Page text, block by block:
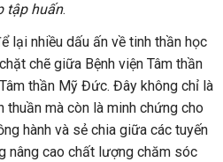
tập huấn.
lại nhiều dấu ấn về tinh thần học
chẽ giữa Bệnh viện Tâm thần
thần Mỹ Đức. Đây không chỉ là
mà còn là minh chứng cho
hành và sẻ chia giữa các tuyến
nâng cao chất lượng chăm sóc